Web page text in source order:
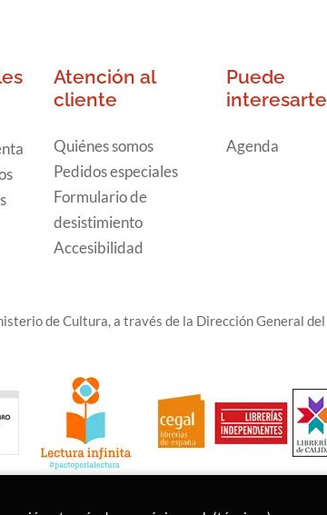
Atención al
cliente
Quiénes somos
Pedidos especiales
Formulario de
desistimiento
Accesibilidad
Puede
interesarte
Agenda
de Cultura, a través de la Dirección General